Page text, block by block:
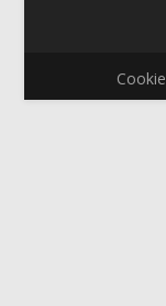
Cookie